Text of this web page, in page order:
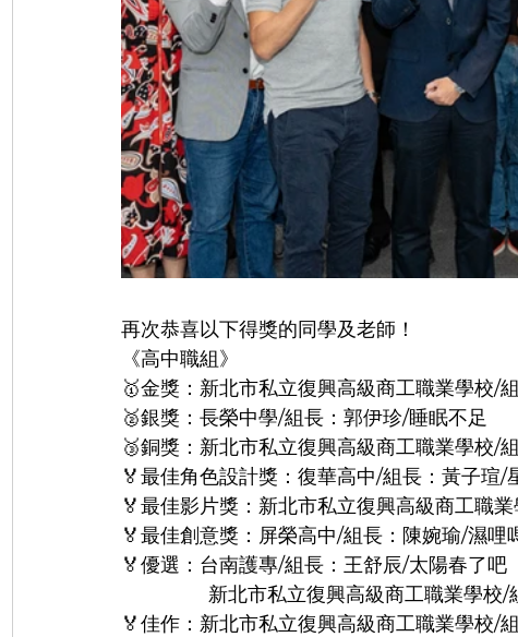
再次恭喜以下得獎的同學及老師！
《高中職組》
🥇金獎：新北市私立復興高級商工職業學校/
🥈銀獎：長榮中學/組長：郭伊珍/睡眠不足
🥉銅獎：新北市私立復興高級商工職業學校/
🏅最佳角色設計獎：復華高中/組長：黃子瑄/
🏅最佳影片獎：新北市私立復興高級商工職
🏅最佳創意獎：屏榮高中/組長：陳婉瑜/濕哩
🏅優選：台南護專/組長：王舒辰/太陽春了吧
新北市私立復興高級商工職業學校/組長
🏅佳作：新北市私立復興高級商工職業學校/